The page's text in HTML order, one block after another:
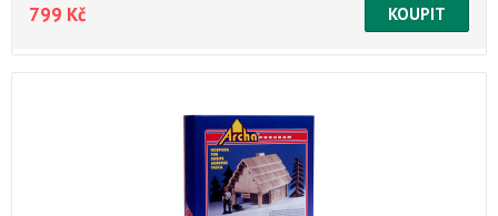
799 Kč